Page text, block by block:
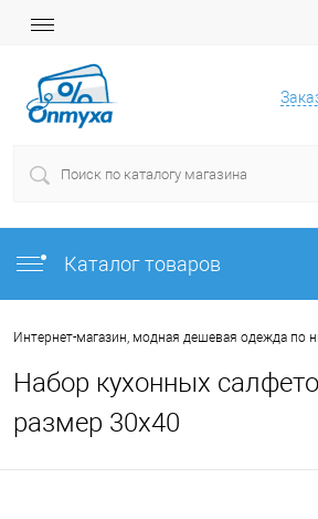
Каталог товаров
Интернет-магазин, модная дешевая одежда по
Набор кухонных
размер 30х40